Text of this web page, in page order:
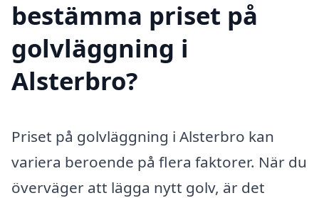
bestämma priset på
golvläggning i
Alsterbro?
Priset på golvläggning i Alsterbro kan
variera beroende på flera faktorer. När du
överväger att lägga nytt golv, är det